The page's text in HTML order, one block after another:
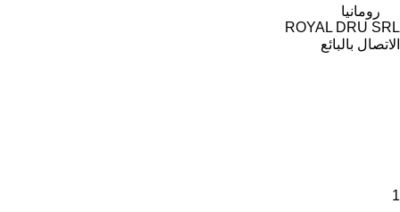
رومانيا
ROYAL DRU SRL
الاتصال بالبائع
1